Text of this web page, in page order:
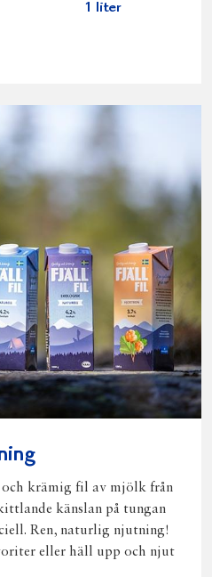
1 liter
krämig fil av mjölk från
känslan på tungan
Ren, naturlig njutning!
eller häll upp och njut